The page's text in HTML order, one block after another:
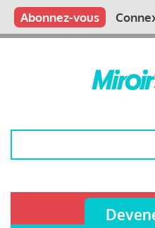
Aller
contenu
Main
Qui sommes nous ?
Vous publiez
Nous publions
Contactez-nous
Abonnez-vous